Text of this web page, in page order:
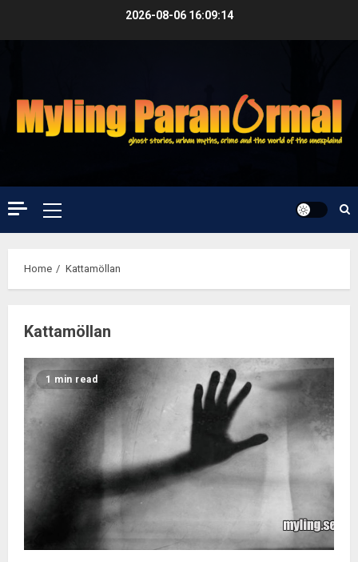
2026-08-06 16:09:14
Primary
Menu
Home Kattamöllan
Kattamöllan
1 min read